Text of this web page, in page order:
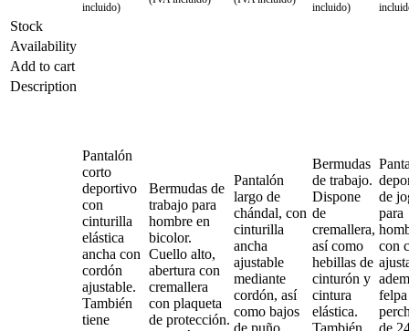
incluido)
incluido)
Stock
Availability
Add to cart
Description
Pantalón
corto
deportivo
con
cinturilla
elástica
ancha con
cordón
ajustable.
También
tiene
Bermudas de
trabajo para
hombre en
bicolor.
Cuello alto,
abertura con
cremallera
con plaqueta
de protección.
Pantalón
largo de
chándal, con
cinturilla
ancha
ajustable
mediante
cordón, así
como bajos
de puño
Bermudas
de trabajo.
Dispone
de
cremallera,
así como
hebillas de
cinturón y
cintura
elástica.
También
de
para
con
felpa
de